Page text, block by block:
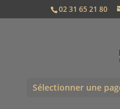
02 31 65 21 80
Sélectionner une